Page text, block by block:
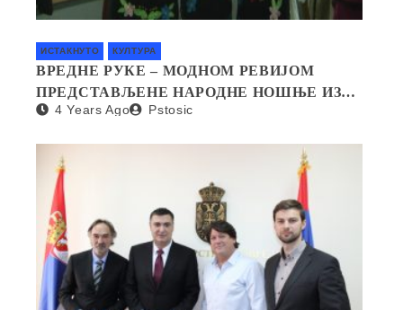
ИСТАКНУТО КУЛТУРА
ВРЕДНЕ РУКЕ – МОДНОМ РЕВИЈОМ
ПРЕДСТАВЉЕНЕ НАРОДНЕ НОШЊЕ ИЗ
СВИХ КРАЈЕВА СРБИЈЕ
4 Years Ago Pstosic